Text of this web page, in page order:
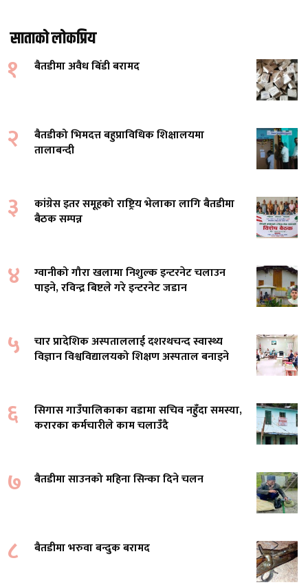
साताको लोकप्रिय
१ बैतडीमा अवैध बिँडी बरामद
२
बैतडीको भिमदत्त बहुप्राविधिक शिक्षालयमा
तालाबन्दी
३
कांग्रेस इतर समूहको राष्ट्रिय भेलाका लागि बैतडीमा
बैठक सम्पन्न
४
ग्वानीको गौरा खलामा निशुल्क इन्टरनेट चलाउन
पाइने, रविन्द्र बिष्टले गरे इन्टरनेट जडान
५
चार प्रादेशिक अस्पताललाई दशरथचन्द स्वास्थ्य
विज्ञान विश्वविद्यालयको शिक्षण अस्पताल बनाइने
६
सिगास गाउँपालिकाका वडामा सचिव नहुँदा समस्या,
करारका कर्मचारीले काम चलाउँदै
७ बैतडीमा साउनको महिना सिन्का दिने चलन
८ बैतडीमा भरुवा बन्दुक बरामद